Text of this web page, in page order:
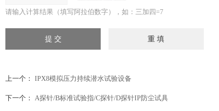
请输入计算结果（填写阿拉伯数字），如：三加四=7
上一个： IPX8模拟压力持续潜水试验设备
下一个： A探针/B标准试验指/C探针/D探针IP防尘试具